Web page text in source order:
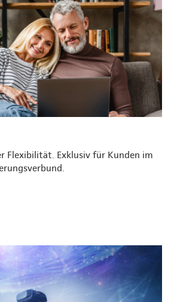
Flexibilität. Exklusiv für Kunden im